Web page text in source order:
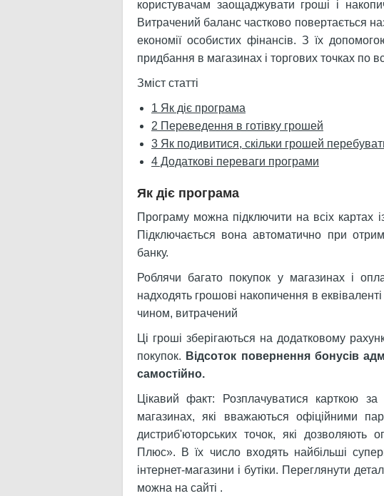
користувачам заощаджувати гроші і
Витрачений баланс частково повертається
економії особистих фінансів. З їх
придбання в магазинах і торгових точках по
Зміст статті
1 Як діє програма
2 Переведення в готівку грошей
3 Як подивитися, скільки грошей
4 Додаткові переваги програми
Як діє програма
Програму можна підключити на всіх картах
Підключається вона автоматично при
банку.
Роблячи багато покупок у магазинах і
надходять грошові накопичення в
чином, витрачений
Ці гроші зберігаються на додатковому
покупок. Відсоток повернення бонусів
самостійно.
Цікавий факт: Розплачуватися карткою
магазинах, які вважаються офіційними
дистриб'юторських точок, які дозволяють
Плюс». В їх число входять найбільші
інтернет-магазини і бутіки. Переглянути
можна на сайті .